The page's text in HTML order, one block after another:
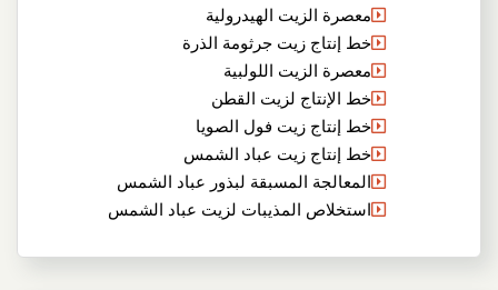
معصرة الزيت الهيدرولية
خط إنتاج زيت جرثومة الذرة
معصرة الزيت اللولبية
خط الإنتاج لزيت القطن
خط إنتاج زيت فول الصويا
خط إنتاج زيت عباد الشمس
المعالجة المسبقة لبذور عباد الشمس
استخلاص المذيبات لزيت عباد الشمس